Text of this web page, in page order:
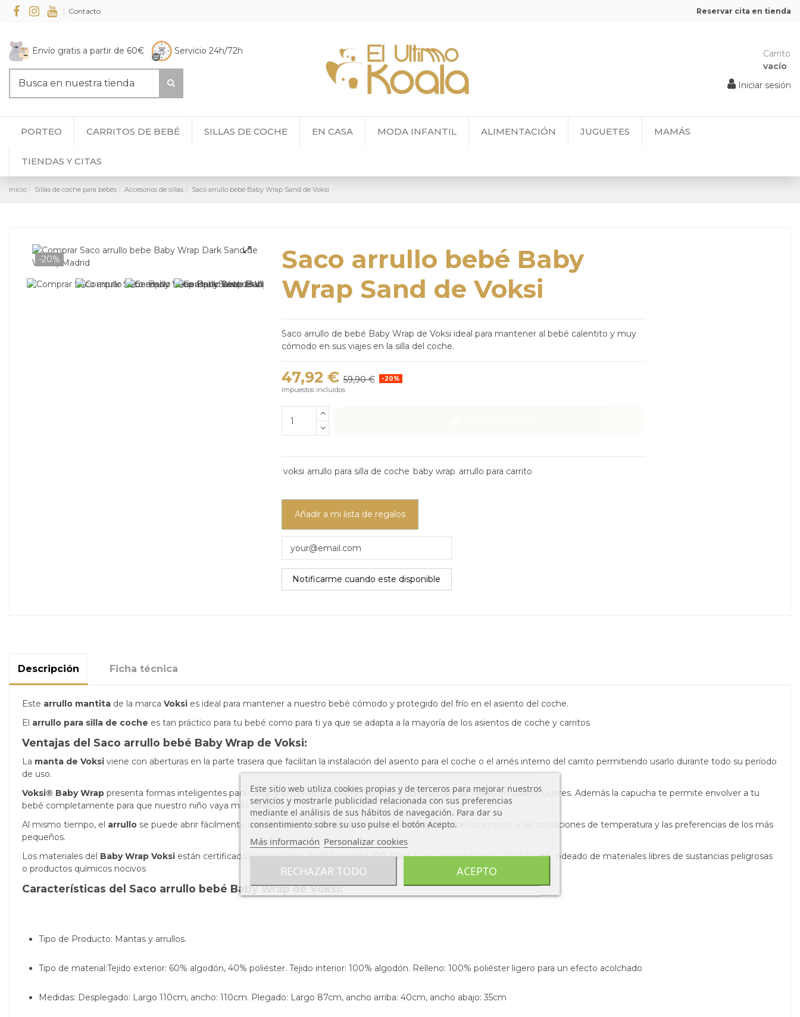
Contacto Reservar cita en tienda
Envío gratis a partir de 60€ Servicio 24h/72h
Carrito
vacío
Iniciar sesión
PORTEO CARRITOS DE BEBÉ SILLAS DE COCHE EN CASA MODA INFANTIL ALIMENTACIÓN JUGUETES MAMÁS
TIENDAS Y CITAS
Inicio Sillas de coche para bebés Accesorios de sillas Saco arrullo bebé Baby Wrap Sand de Voksi
-20%
Saco arrullo bebé Baby
Wrap Sand de Voksi
Saco arrullo de bebé Baby Wrap de Voksi ideal para mantener al bebé calentito y muy
cómodo en sus viajes en la silla del coche.
47,92 € 59,90 € -20%
Impuestos incluidos
voksi arrullo para silla de coche baby wrap arrullo para carrito
Añadir a mi lista de regalos
Descripción Ficha técnica
Este arrullo mantita de la marca Voksi es ideal para mantener a nuestro bebé cómodo y protegido del frío en el asiento del coche.
El arrullo para silla de coche es tan práctico para tu bebé como para ti ya que se adapta a la mayoría de los asientos de coche y carritos
Ventajas del Saco arrullo bebé Baby Wrap de Voksi:
La manta de Voksi viene con aberturas en la parte trasera que facilitan la instalación del asiento para el coche o el arnés interno del carrito permitiendo usarlo durante todo su período
de uso.
Voksi® Baby Wrap presenta formas inteligentes para cerrar y envolver a nuestro hijo, viene con parches de velcro en cuatro lugares. Además la capucha te permite envolver a tu
bebé completamente para que nuestro niño vaya más calientito.
Al mismo tiempo, el arrullo se puede abrir fácilmente con un movimiento rápido, por lo que puede adaptar fácilmente a las condiciones de temperatura y las preferencias de los más
pequeños.
Los materiales del Baby Wrap Voksi están certificados según Oeko-Tex® Standard 100, Class 1,que garantiza que el bebé esté rodeado de materiales libres de sustancias peligrosas
o productos químicos nocivos
Características del Saco arrullo bebé Baby Wrap de Voksi:
Tipo de Producto: Mantas y arrullos.
Tipo de material:Tejido exterior: 60% algodón, 40% poliéster. Tejido interior: 100% algodón. Relleno: 100% poliéster ligero para un efecto acolchado
Medidas: Desplegado: Largo 110cm, ancho: 110cm. Plegado: Largo 87cm, ancho arriba: 40cm, ancho abajo: 35cm
Este sitio web utiliza cookies propias y de terceros para mejorar nuestros
servicios y mostrarle publicidad relacionada con sus preferencias
mediante el análisis de sus hábitos de navegación. Para dar su
consentimiento sobre su uso pulse el botón Acepto.
Más información Personalizar cookies
RECHAZAR TODO ACEPTO